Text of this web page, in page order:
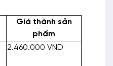
Giá thành sản
phẩm
2.460.000 VND